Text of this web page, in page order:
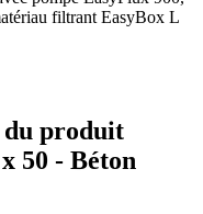
filtrant EasyBox L
du produit
50 - Béton